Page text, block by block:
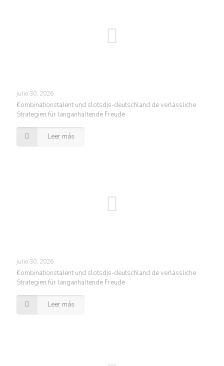
julio 30, 2026
Kombinationstalent und slotsdjs-deutschland.de verlässliche
Strategien für langanhaltende Freude
Leer más
julio 30, 2026
Kombinationstalent und slotsdjs-deutschland.de verlässliche
Strategien für langanhaltende Freude
Leer más